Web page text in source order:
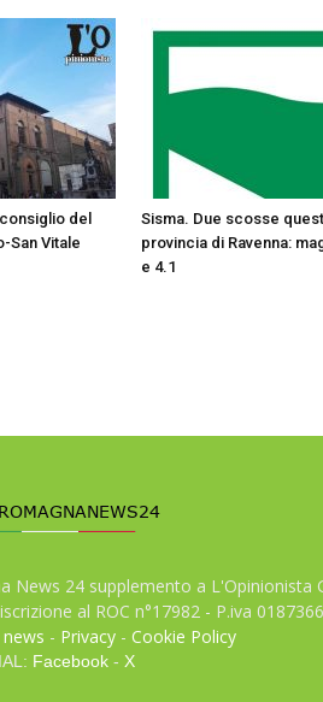
del
San Vitale
Sisma. Due scosse
provincia di Ravenna:
e 4.1
News 24 supplemento a L'Opinionista
al ROC n°17982 - P.iva
- Privacy -Cookie Policy
Facebook- X